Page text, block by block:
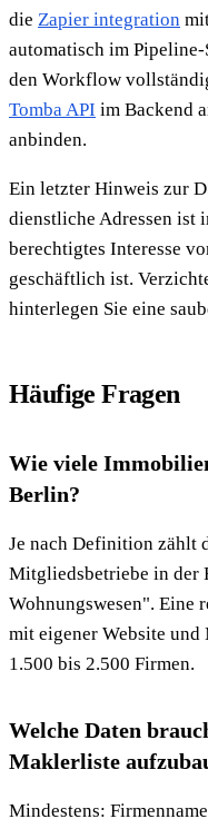
die Zapier integration
automatisch im
den Workflow
Tomba API im Backend
anbinden.
Ein letzter Hinweis zur
dienstliche Adressen ist
berechtigtes Interesse
geschäftlich ist.
hinterlegen Sie eine
Häufige Fragen
Wie viele
Berlin?
Je nach Definition zählt
Mitgliedsbetriebe in der
Wohnungswesen". Eine
mit eigener Website
1.500 bis 2.500 Firmen.
Welche Daten
Maklerliste
Mindestens: